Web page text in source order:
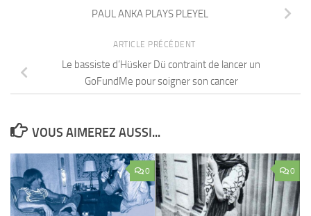
PAUL ANKA PLAYS PLEYEL
ARTICLE PRÉCÉDENT
Le bassiste d’Hüsker Dü contraint de lancer un
GoFundMe pour soigner son cancer
VOUS AIMEREZ AUSSI...
0 0